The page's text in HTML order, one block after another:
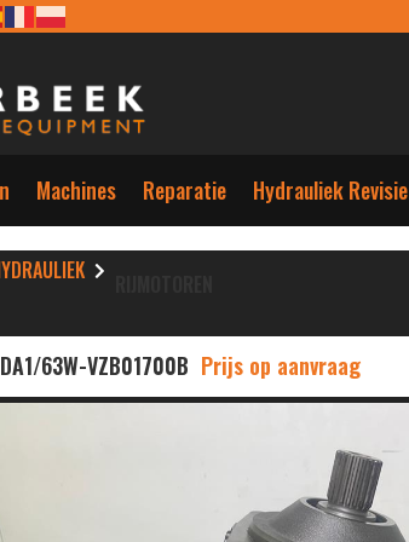
Machines Reparatie Hydrauliek Revisie
63W-VZB01700B Prijs op aanvraag